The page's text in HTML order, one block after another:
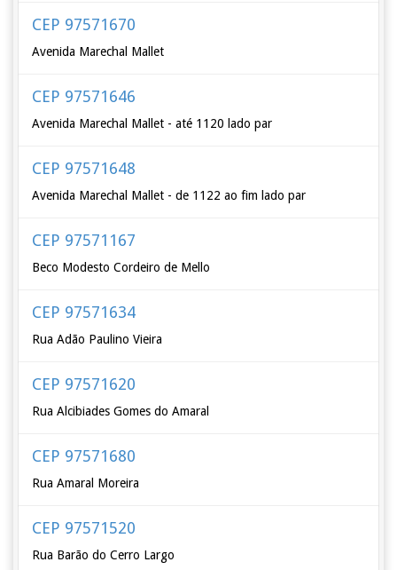
CEP 97571670
Avenida Marechal Mallet
CEP 97571646
Avenida Marechal Mallet - até 1120 lado par
CEP 97571648
Avenida Marechal Mallet - de 1122 ao fim lado par
CEP 97571167
Beco Modesto Cordeiro de Mello
CEP 97571634
Rua Adão Paulino Vieira
CEP 97571620
Rua Alcibiades Gomes do Amaral
CEP 97571680
Rua Amaral Moreira
CEP 97571520
Rua Barão do Cerro Largo